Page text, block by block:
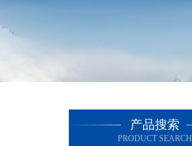
产品搜索
PRODUCT SEARCH